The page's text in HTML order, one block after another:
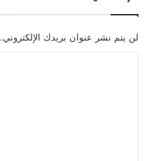
لن يتم نشر عنوان بريدك الإلكتروني.